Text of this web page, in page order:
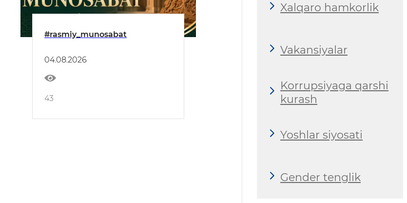
#rasmiy_munosabat
04.08.2026
43
Xalqaro hamkorlik
Vakansiyalar
Korrupsiyaga qarshi
kurash
Yoshlar siyosati
Gender tenglik